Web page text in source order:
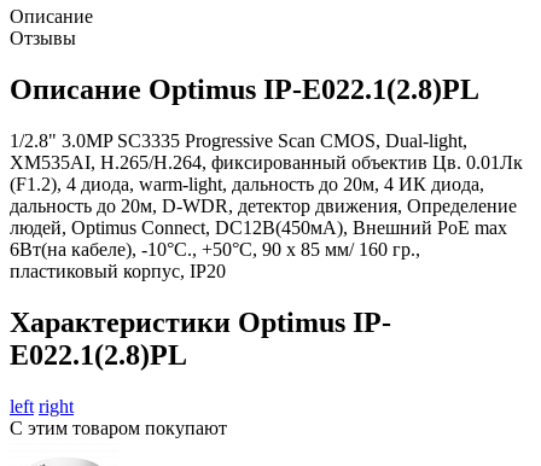
Описание
Отзывы
Описание Optimus IP-E022.1(2.8)PL
1/2.8" 3.0MP SC3335 Progressive Scan CMOS, Dual-light,
XM535AI, H.265/H.264, фиксированный объектив Цв. 0.01Лк
(F1.2), 4 диода, warm-light, дальность до 20м, 4 ИК диода,
дальность до 20м, D-WDR, детектор движения, Определение
людей, Optimus Connect, DC12В(450мА), Внешний PoE max
6Вт(на кабеле), -10°С., +50°С, 90 х 85 мм/ 160 гр.,
пластиковый корпус, IP20
Характеристики Optimus IP-
E022.1(2.8)PL
left right
С этим товаром покупают